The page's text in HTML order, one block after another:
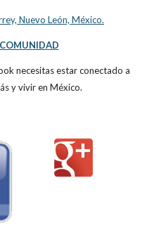
Nuevo León, México.
necesitas estar conectado a
y vivir en México.